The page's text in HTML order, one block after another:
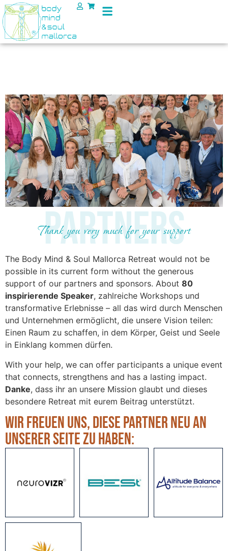
Partners
Thank you very much for your support
The Body Mind & Soul Mallorca Retreat would not be
possible in its current form without the generous
support of our partners and sponsors. About 80
inspirierende Speaker, zahlreiche Workshops und
transformative Erlebnisse – all das wird durch Menschen
und Unternehmen ermöglicht, die unsere Vision teilen:
Einen Raum zu schaffen, in dem Körper, Geist und Seele
in Einklang kommen dürfen.
With your help, we can offer participants a unique event
that connects, strengthens and has a lasting impact.
Danke, dass ihr an unsere Mission glaubt und dieses
besondere Retreat mit eurem Beitrag unterstützt.
Wir freuen uns, diese Partner neu an
unserer Seite zu haben: